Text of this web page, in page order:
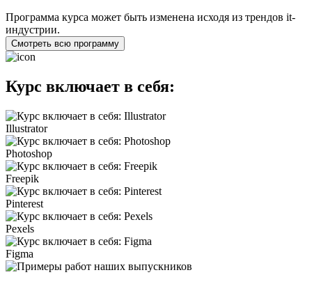
Программа курса может быть изменена исходя из трендов it-
индустрии.
Смотреть всю программу
Курс включает в себя:
Illustrator
Photoshop
Freepik
Pinterest
Pexels
Figma